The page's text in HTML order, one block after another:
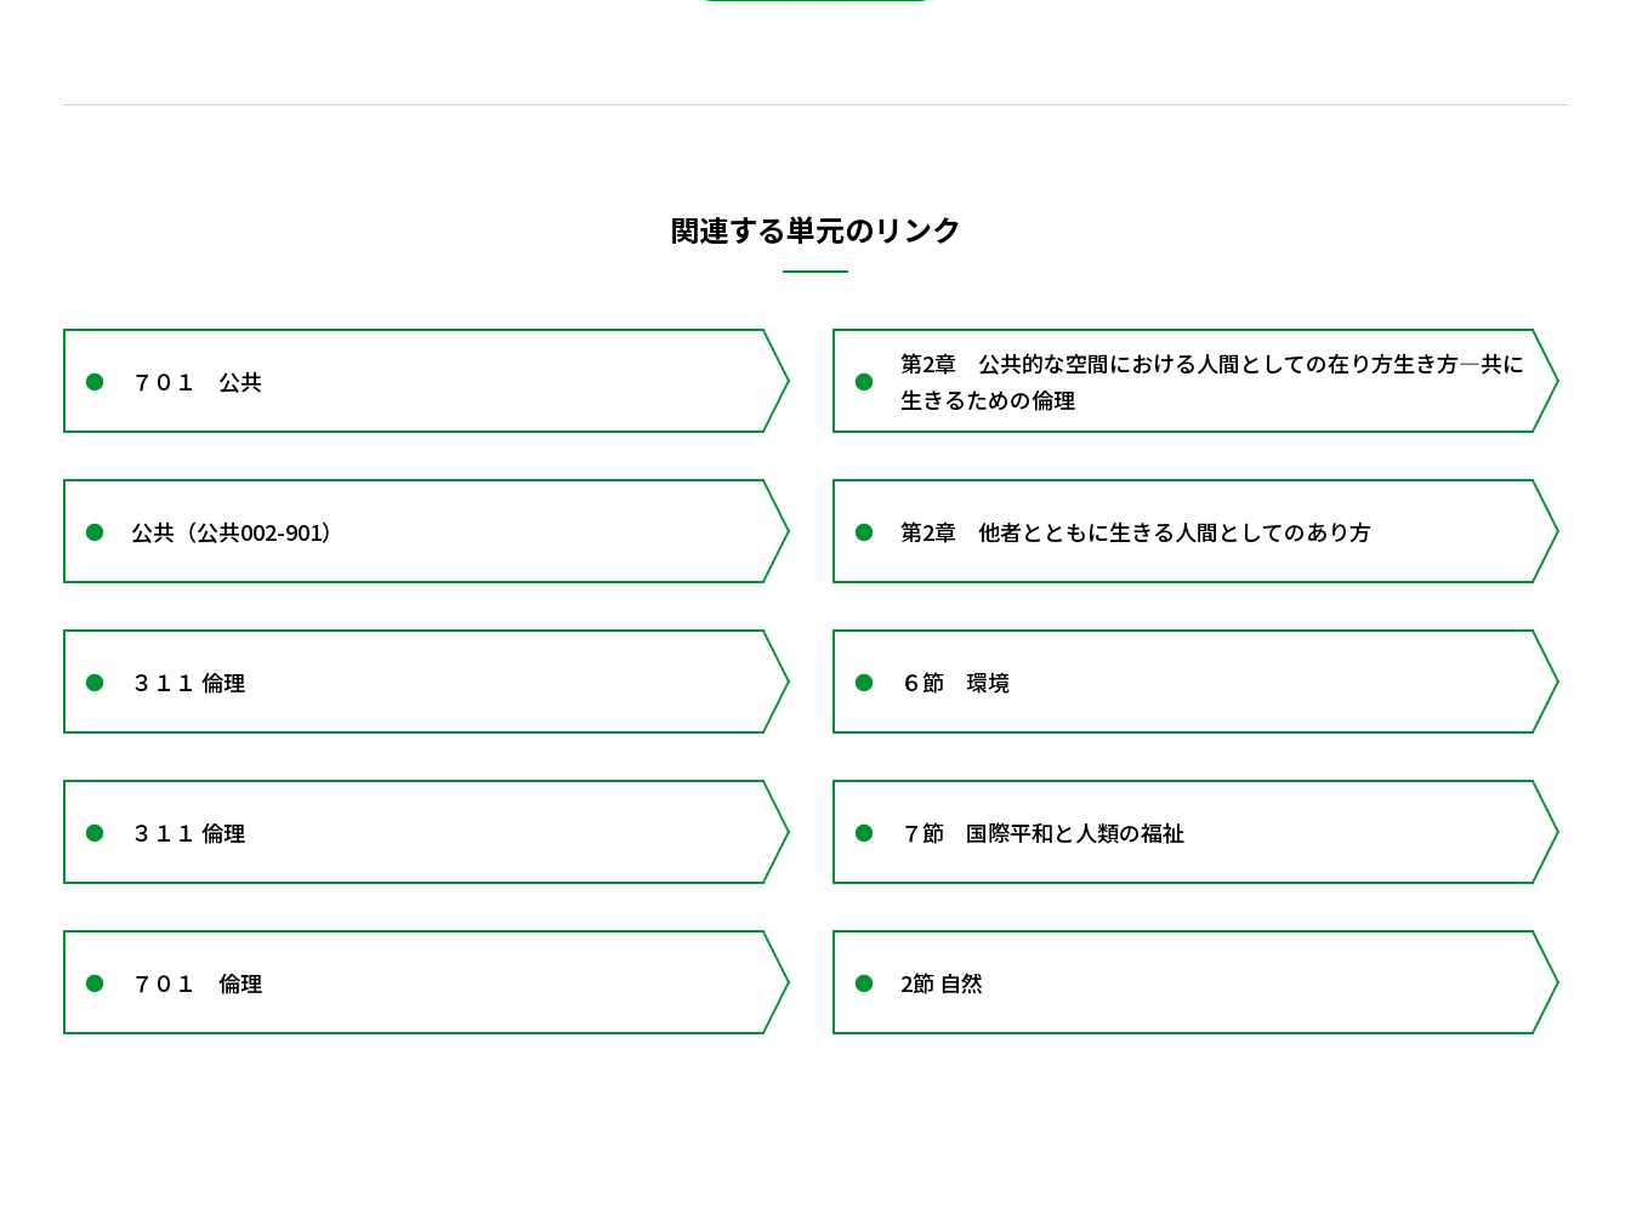
関連する単元のリンク
７０１ 公共
第2章 公共的な空間における人間としての在り方生き方―共に
生きるための倫理
公共（公共002-901） 第2章 他者とともに生きる人間としてのあり方
３１１ 倫理 ６節 環境
３１１ 倫理 ７節 国際平和と人類の福祉
７０１ 倫理 2節 自然